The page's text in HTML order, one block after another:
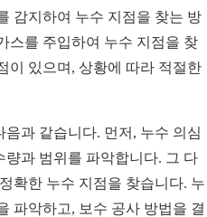
감지하여 누수 지점을 찾는 방
스를 주입하여 누수 지점을 찾
이 있으며, 상황에 따라 적절한
과 같습니다. 먼저, 누수 의심
과 범위를 파악합니다. 그 다
확한 누수 지점을 찾습니다. 누
파악하고, 보수 공사 방법을 결